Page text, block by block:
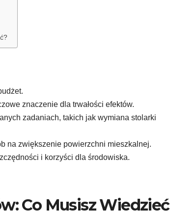
znaczenie dla trwałości efektów.
zadaniach, takich jak wymiana stolarki
na zwiększenie powierzchni mieszkalnej.
i korzyści dla środowiska.
Co Musisz Wiedzieć